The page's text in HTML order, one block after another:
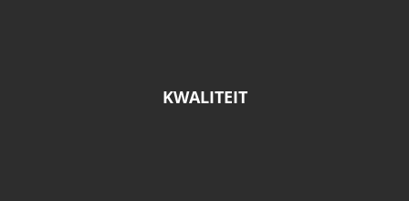
KWALITEIT